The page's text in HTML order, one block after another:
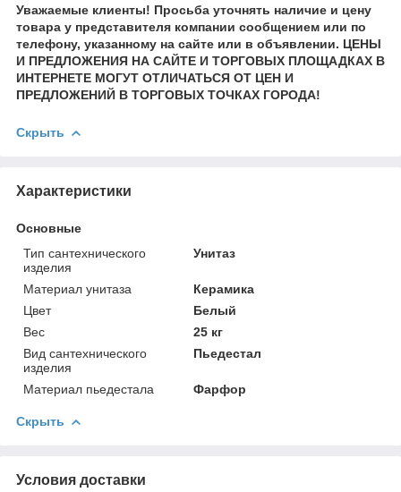
Уважаемые клиенты! Просьба уточнять наличие и цену
товара у представителя компании сообщением или по
телефону, указанному на сайте или в объявлении. ЦЕНЫ
И ПРЕДЛОЖЕНИЯ НА САЙТЕ И ТОРГОВЫХ ПЛОЩАДКАХ В
ИНТЕРНЕТЕ МОГУТ ОТЛИЧАТЬСЯ ОТ ЦЕН И
ПРЕДЛОЖЕНИЙ В ТОРГОВЫХ ТОЧКАХ ГОРОДА!
Скрыть
Характеристики
Основные
Тип сантехнического
изделия
Унитаз
Материал унитаза
Керамика
Цвет
Белый
Вес
25 кг
Вид сантехнического
изделия
Пьедестал
Материал пьедестала Фарфор
Скрыть
Условия доставки